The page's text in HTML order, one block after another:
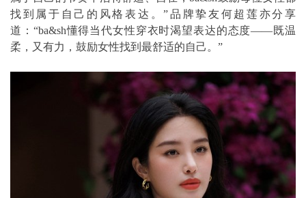
找到属于自己的风格表达。”品牌挚友何超莲亦分享
道：“ba&sh懂得当代女性穿衣时渴望表达的态度——既温
柔，又有力，鼓励女性找到最舒适的自己。”